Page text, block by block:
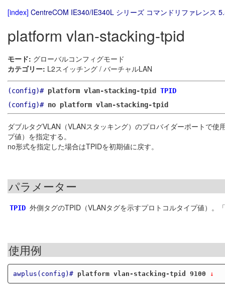
[index] CentreCOM IE340/IE340L シリーズ コマンドリファレンス
platform vlan-stacking-tpid
モード: グローバルコンフィグモード
カテゴリー: L2スイッチング / バーチャルLAN
(config)# platform vlan-stacking-tpid TPID
(config)# no platform vlan-stacking-tpid
ダブルタグVLAN（VLANスタッキング）のプロバイダーポートで
プ値）を指定する。
no形式を指定した場合はTPIDを初期値に戻す。
パラメーター
TPID 外側タグのTPID（VLANタグを示すプロトコルタイプ値）
使用例
awplus(config)# platform vlan-stacking-tpid 9100 ↓